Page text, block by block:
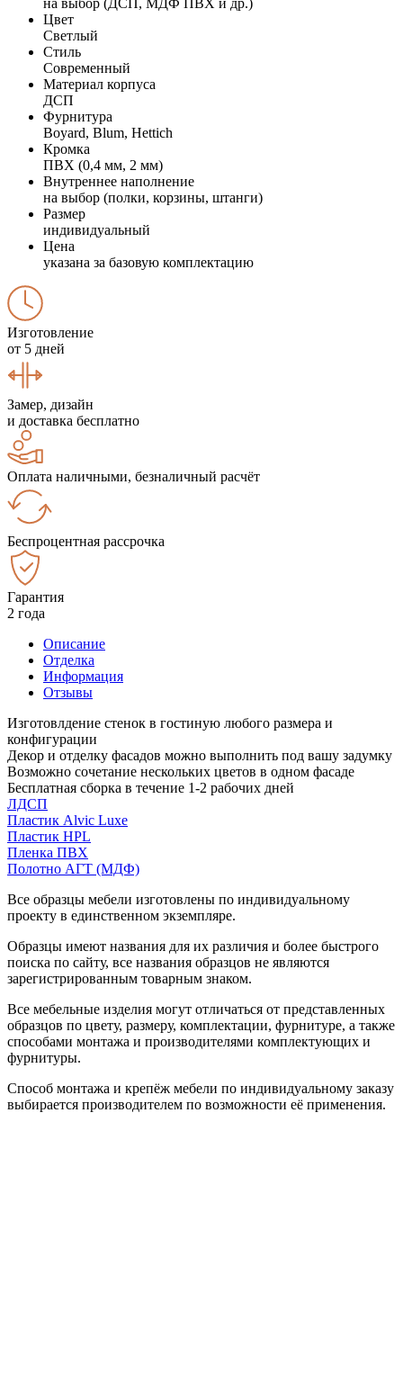
Цвет
Светлый
Стиль
Современный
Материал корпуса
ДСП
Фурнитура
Boyard, Blum, Hettich
Кромка
ПВХ (0,4 мм, 2 мм)
Внутреннее наполнение
на выбор (полки, корзины, штанги)
Размер
индивидуальный
Цена
указана за базовую комплектацию
Изготовление
от 5 дней
Замер, дизайн
и доставка бесплатно
Оплата наличными, безналичный расчёт
Беспроцентная рассрочка
Гарантия
2 года
Описание
Отделка
Информация
Отзывы
Изготовлдение стенок в гостиную любого размера и
конфигурации
Декор и отделку фасадов можно выполнить под вашу задумку
Возможно сочетание нескольких цветов в одном фасаде
Бесплатная сборка в течение 1-2 рабочих дней
ЛДСП
Пластик Alvic Luxe
Пластик HPL
Пленка ПВХ
Полотно АГТ (МДФ)
Все образцы мебели изготовлены по индивидуальному
проекту в единственном экземпляре.
Образцы имеют названия для их различия и более быстрого
поиска по сайту, все названия образцов не являются
зарегистрированным товарным знаком.
Все мебельные изделия могут отличаться от представленных
образцов по цвету, размеру, комплектации, фурнитуре, а также
способами монтажа и производителями комплектующих и
фурнитуры.
Способ монтажа и крепёж мебели по индивидуальному заказу
выбирается производителем по возможности её применения.